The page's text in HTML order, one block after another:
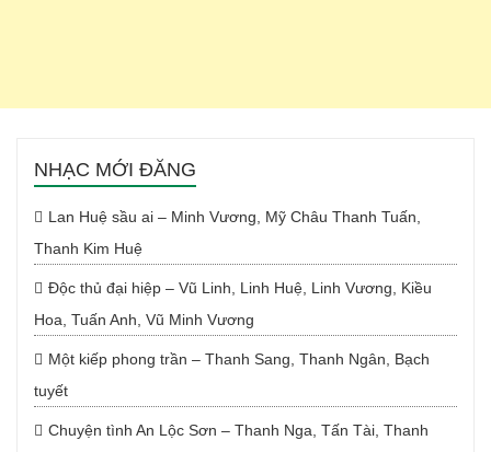
NHẠC MỚI ĐĂNG
Lan Huệ sầu ai – Minh Vương, Mỹ Châu Thanh Tuấn,
Thanh Kim Huệ
Độc thủ đại hiệp – Vũ Linh, Linh Huệ, Linh Vương, Kiều
Hoa, Tuấn Anh, Vũ Minh Vương
Một kiếp phong trần – Thanh Sang, Thanh Ngân, Bạch
tuyết
Chuyện tình An Lộc Sơn – Thanh Nga, Tấn Tài, Thanh